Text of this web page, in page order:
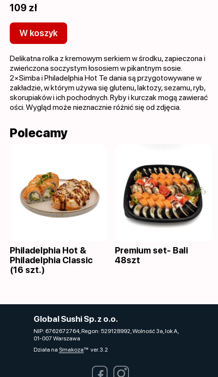
109 zł
W koszyk
Delikatna rolka z kremowym serkiem w środku, zapieczona i
zwieńczona soczystym łososiem w pikantnym sosie.
2×Simba i Philadelphia Hot Te dania są przygotowywane w
zakładzie, w którym używa się glutenu, laktozy, sezamu, ryb,
skorupiaków i ich pochodnych. Ryby i kurczak mogą zawierać
ości. Wygląd może nieznacznie różnić się od zdjęcia.
Polecamy
Philadelphia Hot &
Philadelphia Classic
(16 szt.)
Premium set- Bali
48szt
Global Sushi Sp. z o.o.
NIP: 6762672764, Regon: 529128992, Wolność 3a, lok A,
01-007 Warszawa
Działa na Smakozaver. 3.2